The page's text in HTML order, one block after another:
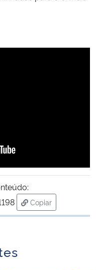
Copiar
para área de